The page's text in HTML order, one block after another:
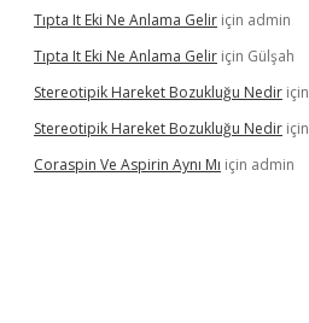
Tıpta It Eki Ne Anlama Gelir için admin
Tıpta It Eki Ne Anlama Gelir için Gülşah
Stereotipik Hareket Bozukluğu Nedir için
Stereotipik Hareket Bozukluğu Nedir için
Coraspin Ve Aspirin Aynı Mı için admin